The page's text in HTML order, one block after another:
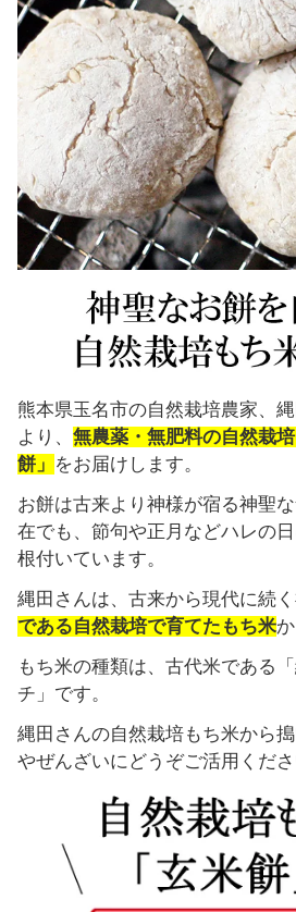
熊本県玉名市の自然栽培農家、
より、 無農薬・無肥料の自然栽
餅」 をお届けします。
お餅は古来より神様が宿る神聖
在でも、節句や正月などハレの
根付いています。
縄田さんは、古来から現代に続く
である自然栽培で育てたもち米
もち米の種類は、古代米である
チ」です。
縄田さんの自然栽培もち米から
やぜんざいにどうぞご活用くださ